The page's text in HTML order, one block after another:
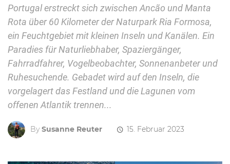
Portugal erstreckt sich zwischen Ancão und Manta
Rota über 60 Kilometer der Naturpark Ria Formosa,
ein Feuchtgebiet mit kleinen Inseln und Kanälen. Ein
Paradies für Naturliebhaber, Spaziergänger,
Fahrradfahrer, Vogelbeobachter, Sonnenanbeter und
Ruhesuchende. Gebadet wird auf den Inseln, die
vorgelagert das Festland und die Lagunen vom
offenen Atlantik trennen...
By Susanne Reuter 15. Februar 2023